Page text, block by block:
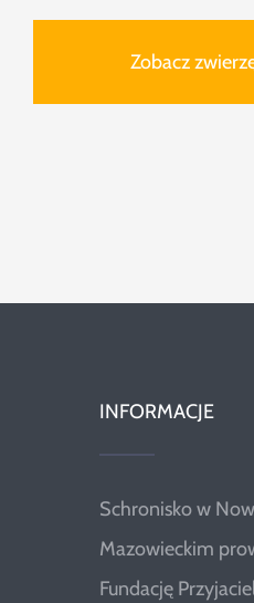
Zobacz
INFORMACJE
Schronisko w
Mazowieckim
Fundację